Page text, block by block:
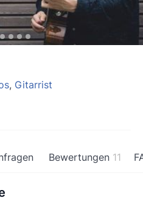
, Gitarrist
Bewertungen 11